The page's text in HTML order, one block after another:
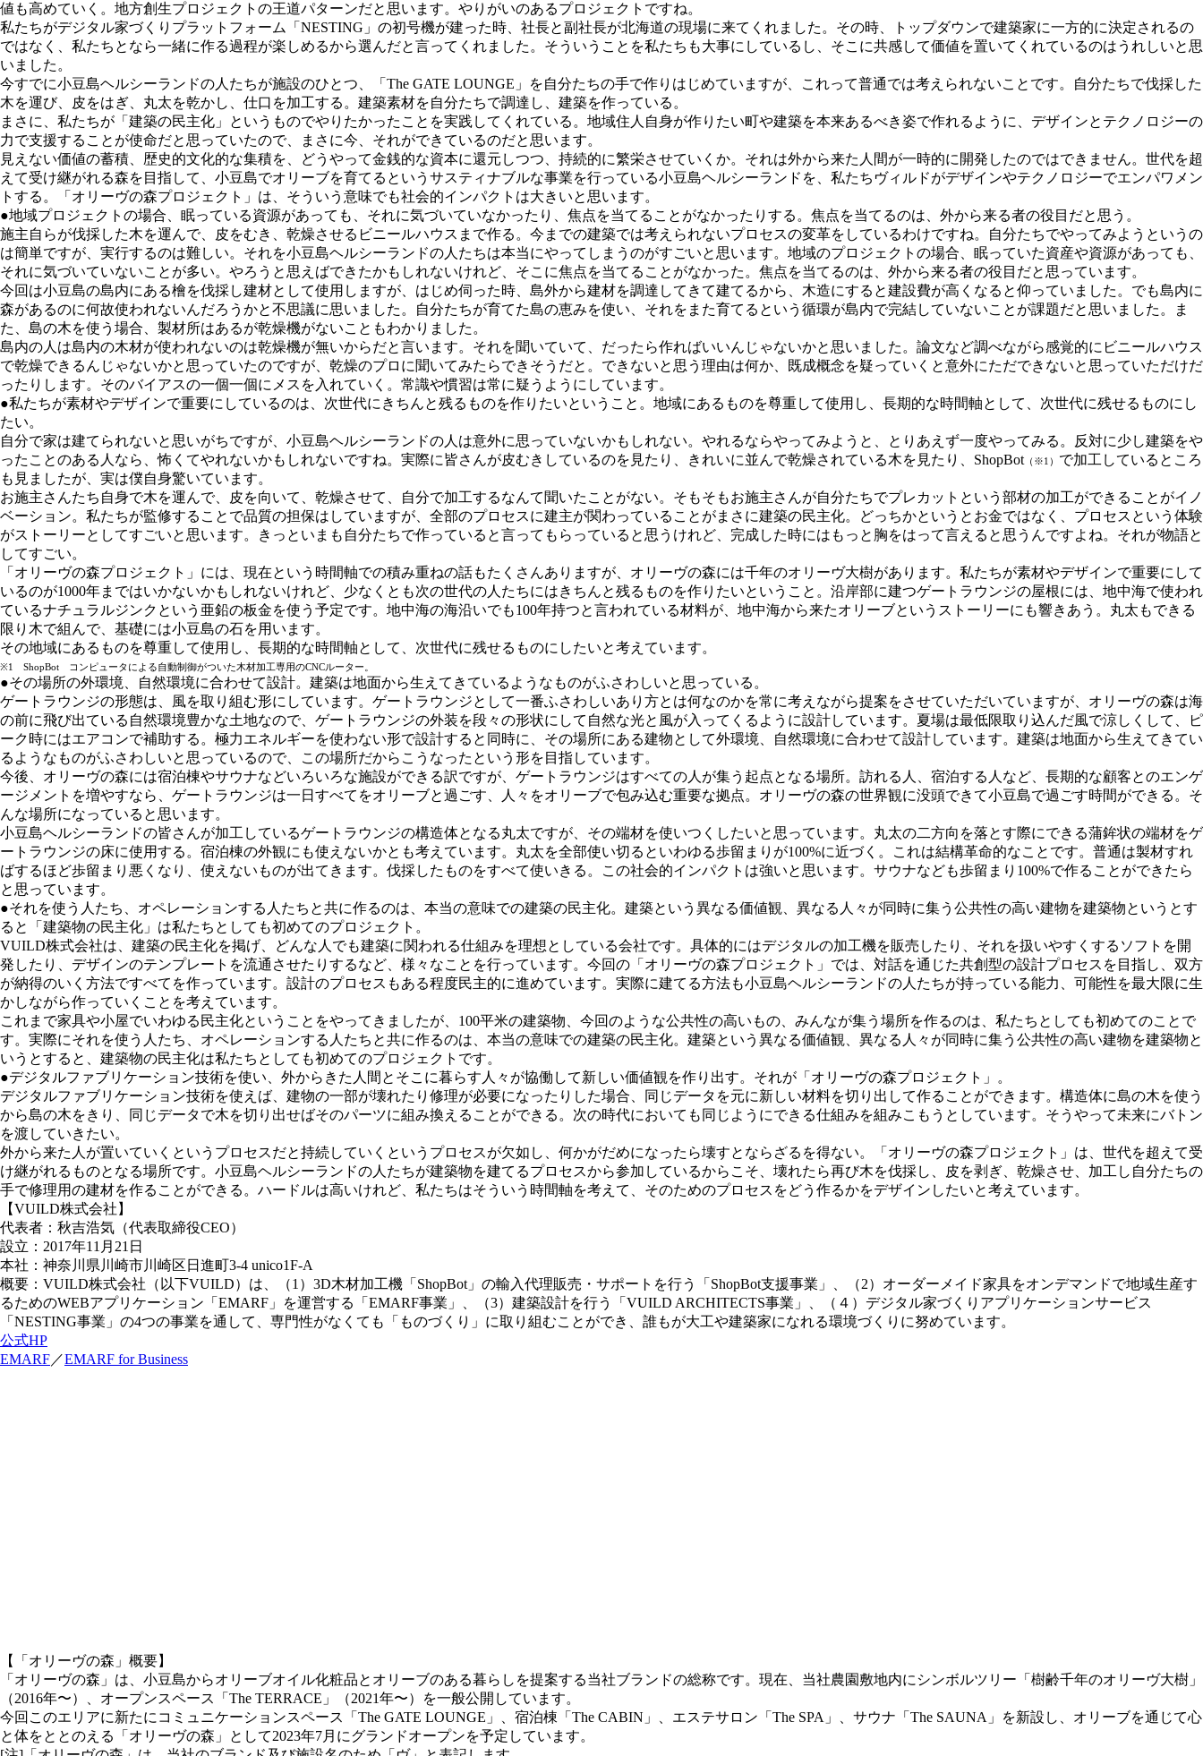
値も⾼めていく。地⽅創⽣プロジェクトの王道パターンだと思います。やりがいのあるプロジェクトですね。
私たちがデジタル家づくりプラットフォーム「NESTING」の初号機が建った時、社⻑と副社⻑が北海道の現場に来てくれました。その時、トップダウンで建築家に一方的に決定されるの
ではなく、私たちとなら⼀緒に作る過程が楽しめるから選んだと⾔ってくれました。そういうことを私たちも⼤事にしているし、そこに共感して価値を置いてくれているのはうれしいと思
いました。
今すでに⼩⾖島ヘルシーランドの⼈たちが施設のひとつ、「The GATE LOUNGE」を⾃分たちの⼿で作りはじめていますが、これって普通では考えられないことです。⾃分たちで伐採した
木を運び、⽪をはぎ、丸太を乾かし、仕口を加⼯する。建築素材を⾃分たちで調達し、建築を作っている。
まさに、私たちが「建築の⺠主化」というものでやりたかったことを実践してくれている。地域住人自身が作りたい町や建築を本来あるべき姿で作れるように、デザインとテクノロジーの
力で支援することが使命だと思っていたので、まさに今、それができているのだと思います。
⾒えない価値の蓄積、歴史的⽂化的な集積を、どうやって⾦銭的な資本に還元しつつ、持続的に繁栄させていくか。それは外から来た⼈間が一時的に開発したのではできません。世代を超
えて受け継がれる森を⽬指して、⼩⾖島でオリーブを育てるというサスティナブルな事業を⾏っている⼩⾖島ヘルシーランドを、私たちヴィルドがデザインやテクノロジーでエンパワメン
トする。「オリーヴの森プロジェクト」は、そういう意味でも社会的インパクトは⼤きいと思います。
●地域プロジェクトの場合、眠っている資源があっても、それに気づいていなかったり、焦点を当てることがなかったりする。焦点を当てるのは、外から来る者の役目だと思う。
施主⾃らが伐採した⽊を運んで、⽪をむき、乾燥させるビニールハウスまで作る。今までの建築では考えられないプロセスの変⾰をしているわけですね。⾃分たちでやってみようというの
は簡単ですが、実⾏するのは難しい。それを⼩⾖島ヘルシーランドの⼈たちは本当にやってしまうのがすごいと思います。地域のプロジェクトの場合、眠っていた資産や資源があっても、
それに気づいていないことが多い。やろうと思えばできたかもしれないけれど、そこに焦点を当てることがなかった。焦点を当てるのは、外から来る者の役⽬だと思っています。
今回は⼩⾖島の島内にある檜を伐採し建材として使⽤しますが、はじめ伺った時、島外から建材を調達してきて建てるから、⽊造にすると建設費が⾼くなると仰っていました。でも島内に
森があるのに何故使われないんだろうかと不思議に思いました。⾃分たちが育てた島の恵みを使い、それをまた育てるという循環が島内で完結していないことが課題だと思いました。ま
た、島の⽊を使う場合、製材所はあるが乾燥機がないこともわかりました。
島内の人は島内の木材が使われないのは乾燥機が無いからだと言います。それを聞いていて、だったら作ればいいんじゃないかと思いました。論⽂など調べながら感覚的にビニールハウス
で乾燥できるんじゃないかと思っていたのですが、乾燥のプロに聞いてみたらできそうだと。できないと思う理由は何か、既成概念を疑っていくと意外にただできないと思っていただけだ
ったりします。そのバイアスの⼀個⼀個にメスを⼊れていく。常識や慣習は常に疑うようにしています。
●私たちが素材やデザインで重要にしているのは、次世代にきちんと残るものを作りたいということ。地域にあるものを尊重して使用し、長期的な時間軸として、次世代に残せるものにし
たい。
⾃分で家は建てられないと思いがちですが、⼩⾖島ヘルシーランドの⼈は意外に思っていないかもしれない。やれるならやってみようと、とりあえず⼀度やってみる。反対に少し建築をや
ったことのある⼈なら、怖くてやれないかもしれないですね。実際に皆さんが⽪むきしているのを⾒たり、きれいに並んで乾燥されている⽊を⾒たり、ShopBot （※1） で加⼯しているところ
も⾒ましたが、実は僕自身驚いています。
お施主さんたち自身で⽊を運んで、⽪を向いて、乾燥させて、⾃分で加⼯するなんて聞いたことがない。そもそもお施主さんが⾃分たちでプレカットという部材の加⼯ができることがイノ
ベーション。私たちが監修することで品質の担保はしていますが、全部のプロセスに建主が関わっていることがまさに建築の⺠主化。どっちかというとお⾦ではなく、プロセスという体験
がストーリーとしてすごいと思います。きっといまも⾃分たちで作っていると⾔ってもらっていると思うけれど、完成した時にはもっと胸をはって⾔えると思うんですよね。それが物語と
してすごい。
「オリーヴの森プロジェクト」には、現在という時間軸での積み重ねの話もたくさんありますが、オリーヴの森には千年のオリーヴ⼤樹があります。私たちが素材やデザインで重要にして
いるのが1000年まではいかないかもしれないけれど、少なくとも次の世代の⼈たちにはきちんと残るものを作りたいということ。沿岸部に建つゲートラウンジの屋根には、地中海で使われ
ているナチュラルジンクという亜鉛の板⾦を使う予定です。地中海の海沿いでも100年持つと⾔われている材料が、地中海から来たオリーブというストーリーにも響きあう。丸太もできる
限り⽊で組んで、基礎には⼩⾖島の⽯を用います。
その地域にあるものを尊重して使⽤し、⻑期的な時間軸として、次世代に残せるものにしたいと考えています。
※1 ShopBot コンピュータによる自動制御がついた木材加工専用のCNCルーター。
●その場所の外環境、自然環境に合わせて設計。建築は地面から生えてきているようなものがふさわしいと思っている。
ゲートラウンジの形態は、⾵を取り組む形にしています。ゲートラウンジとして⼀番ふさわしいあり⽅とは何なのかを常に考えながら提案をさせていただいていますが、オリーヴの森は海
の前に⾶び出ている自然環境豊かな⼟地なので、ゲートラウンジの外装を段々の形状にして自然な光と⾵が⼊ってくるように設計しています。夏場は最低限取り込んだ⾵で涼しくして、ピ
ーク時にはエアコンで補助する。極⼒エネルギーを使わない形で設計すると同時に、その場所にある建物として外環境、⾃然環境に合わせて設計しています。建築は地⾯から⽣えてきてい
るようなものがふさわしいと思っているので、この場所だからこうなったという形を⽬指しています。
今後、オリーヴの森には宿泊棟やサウナなどいろいろな施設ができる訳ですが、ゲートラウンジはすべての⼈が集う起点となる場所。訪れる⼈、宿泊する⼈など、⻑期的な顧客とのエンゲ
ージメントを増やすなら、ゲートラウンジは⼀⽇すべてをオリーブと過ごす、⼈々をオリーブで包み込む重要な拠点。オリーヴの森の世界観に没頭できて⼩⾖島で過ごす時間ができる。そ
んな場所になっていると思います。
⼩⾖島ヘルシーランドの皆さんが加⼯しているゲートラウンジの構造体となる丸太ですが、その端材を使いつくしたいと思っています。丸太の⼆⽅向を落とす際にできる蒲鉾状の端材をゲ
ートラウンジの床に使⽤する。宿泊棟の外観にも使えないかとも考えています。丸太を全部使い切るといわゆる歩留まりが100%に近づく。これは結構⾰命的なことです。普通は製材すれ
ばするほど歩留まり悪くなり、使えないものが出てきます。伐採したものをすべて使いきる。この社会的インパクトは強いと思います。サウナなども歩留まり100%で作ることができたら
と思っています。
●それを使う人たち、オペレーションする人たちと共に作るのは、本当の意味での建築の民主化。建築という異なる価値観、異なる人々が同時に集う公共性の高い建物を建築物というとす
ると「建築物の民主化」は私たちとしても初めてのプロジェクト。
VUILD株式会社は、建築の⺠主化を掲げ、どんな⼈でも建築に関われる仕組みを理想としている会社です。具体的にはデジタルの加⼯機を販売したり、それを扱いやすくするソフトを開
発したり、デザインのテンプレートを流通させたりするなど、様々なことを⾏っています。今回の「オリーヴの森プロジェクト」では、対話を通じた共創型の設計プロセスを目指し、双⽅
が納得のいく⽅法ですべてを作っています。設計のプロセスもある程度⺠主的に進めています。実際に建てる⽅法も⼩⾖島ヘルシーランドの⼈たちが持っている能⼒、可能性を最⼤限に⽣
かしながら作っていくことを考えています。
これまで家具や⼩屋でいわゆる⺠主化ということをやってきましたが、100平⽶の建築物、今回のような公共性の⾼いもの、みんなが集う場所を作るのは、私たちとしても初めてのことで
す。実際にそれを使う⼈たち、オペレーションする⼈たちと共に作るのは、本当の意味での建築の⺠主化。建築という異なる価値観、異なる⼈々が同時に集う公共性の⾼い建物を建築物と
いうとすると、建築物の⺠主化は私たちとしても初めてのプロジェクトです。
●デジタルファブリケーション技術を使い、外からきた人間とそこに暮らす人々が協働して新しい価値観を作り出す。それが「オリーヴの森プロジェクト」。
デジタルファブリケーション技術を使えば、建物の⼀部が壊れたり修理が必要になったりした場合、同じデータを元に新しい材料を切り出して作ることができます。構造体に島の⽊を使う
から島の⽊をきり、同じデータで⽊を切り出せばそのパーツに組み換えることができる。次の時代においても同じようにできる仕組みを組みこもうとしています。そうやって未来にバトン
を渡していきたい。
外から来た⼈が置いていくというプロセスだと持続していくというプロセスが⽋如し、何かがだめになったら壊すとならざるを得ない。「オリーヴの森プロジェクト」は、世代を超えて受
け継がれるものとなる場所です。⼩⾖島ヘルシーランドの⼈たちが建築物を建てるプロセスから参加しているからこそ、壊れたら再び⽊を伐採し、⽪を剥ぎ、乾燥させ、加⼯し⾃分たちの
⼿で修理⽤の建材を作ることができる。ハードルは⾼いけれど、私たちはそういう時間軸を考えて、そのためのプロセスをどう作るかをデザインしたいと考えています。
【VUILD株式会社】
代表者：秋吉浩気（代表取締役CEO）
設立：2017年11月21日
本社：神奈川県川崎市川崎区日進町3-4 unico1F-A
概要：VUILD株式会社​（以下VUILD）は、（1）3D木材加工機「ShopBot」の輸入代理販売・サポートを行う「ShopBot支援事業」、（2）オーダーメイド家具をオンデマンドで地域生産す
るためのWEBアプリケーション「EMARF」を運営する「EMARF事業」、（3）建築設計を行う「VUILD ARCHITECTS事業」、（４）デジタル家づくりアプリケーションサービス
「NESTING事業」の4つの事業を通して、専門性がなくても「ものづくり」に取り組むことができ、誰もが大工や建築家になれる環境づくりに努めています。
公式HP
EMARF／EMARF for Business
【「オリーヴの森」概要】
「オリーヴの森」は、小豆島からオリーブオイル化粧品とオリーブのある暮らしを提案する当社ブランドの総称です。現在、当社農園敷地内にシンボルツリー「樹齢千年のオリーヴ大樹」
（2016年〜）、オープンスペース「The TERRACE」（2021年〜）を一般公開しています。
今回このエリアに新たにコミュニケーションスペース「The GATE LOUNGE」、宿泊棟「The CABIN」、エステサロン「The SPA」、サウナ「The SAUNA」を新設し、オリーブを通じて心
と体をととのえる「オリーヴの森」として2023年7月にグランドオープンを予定しています。